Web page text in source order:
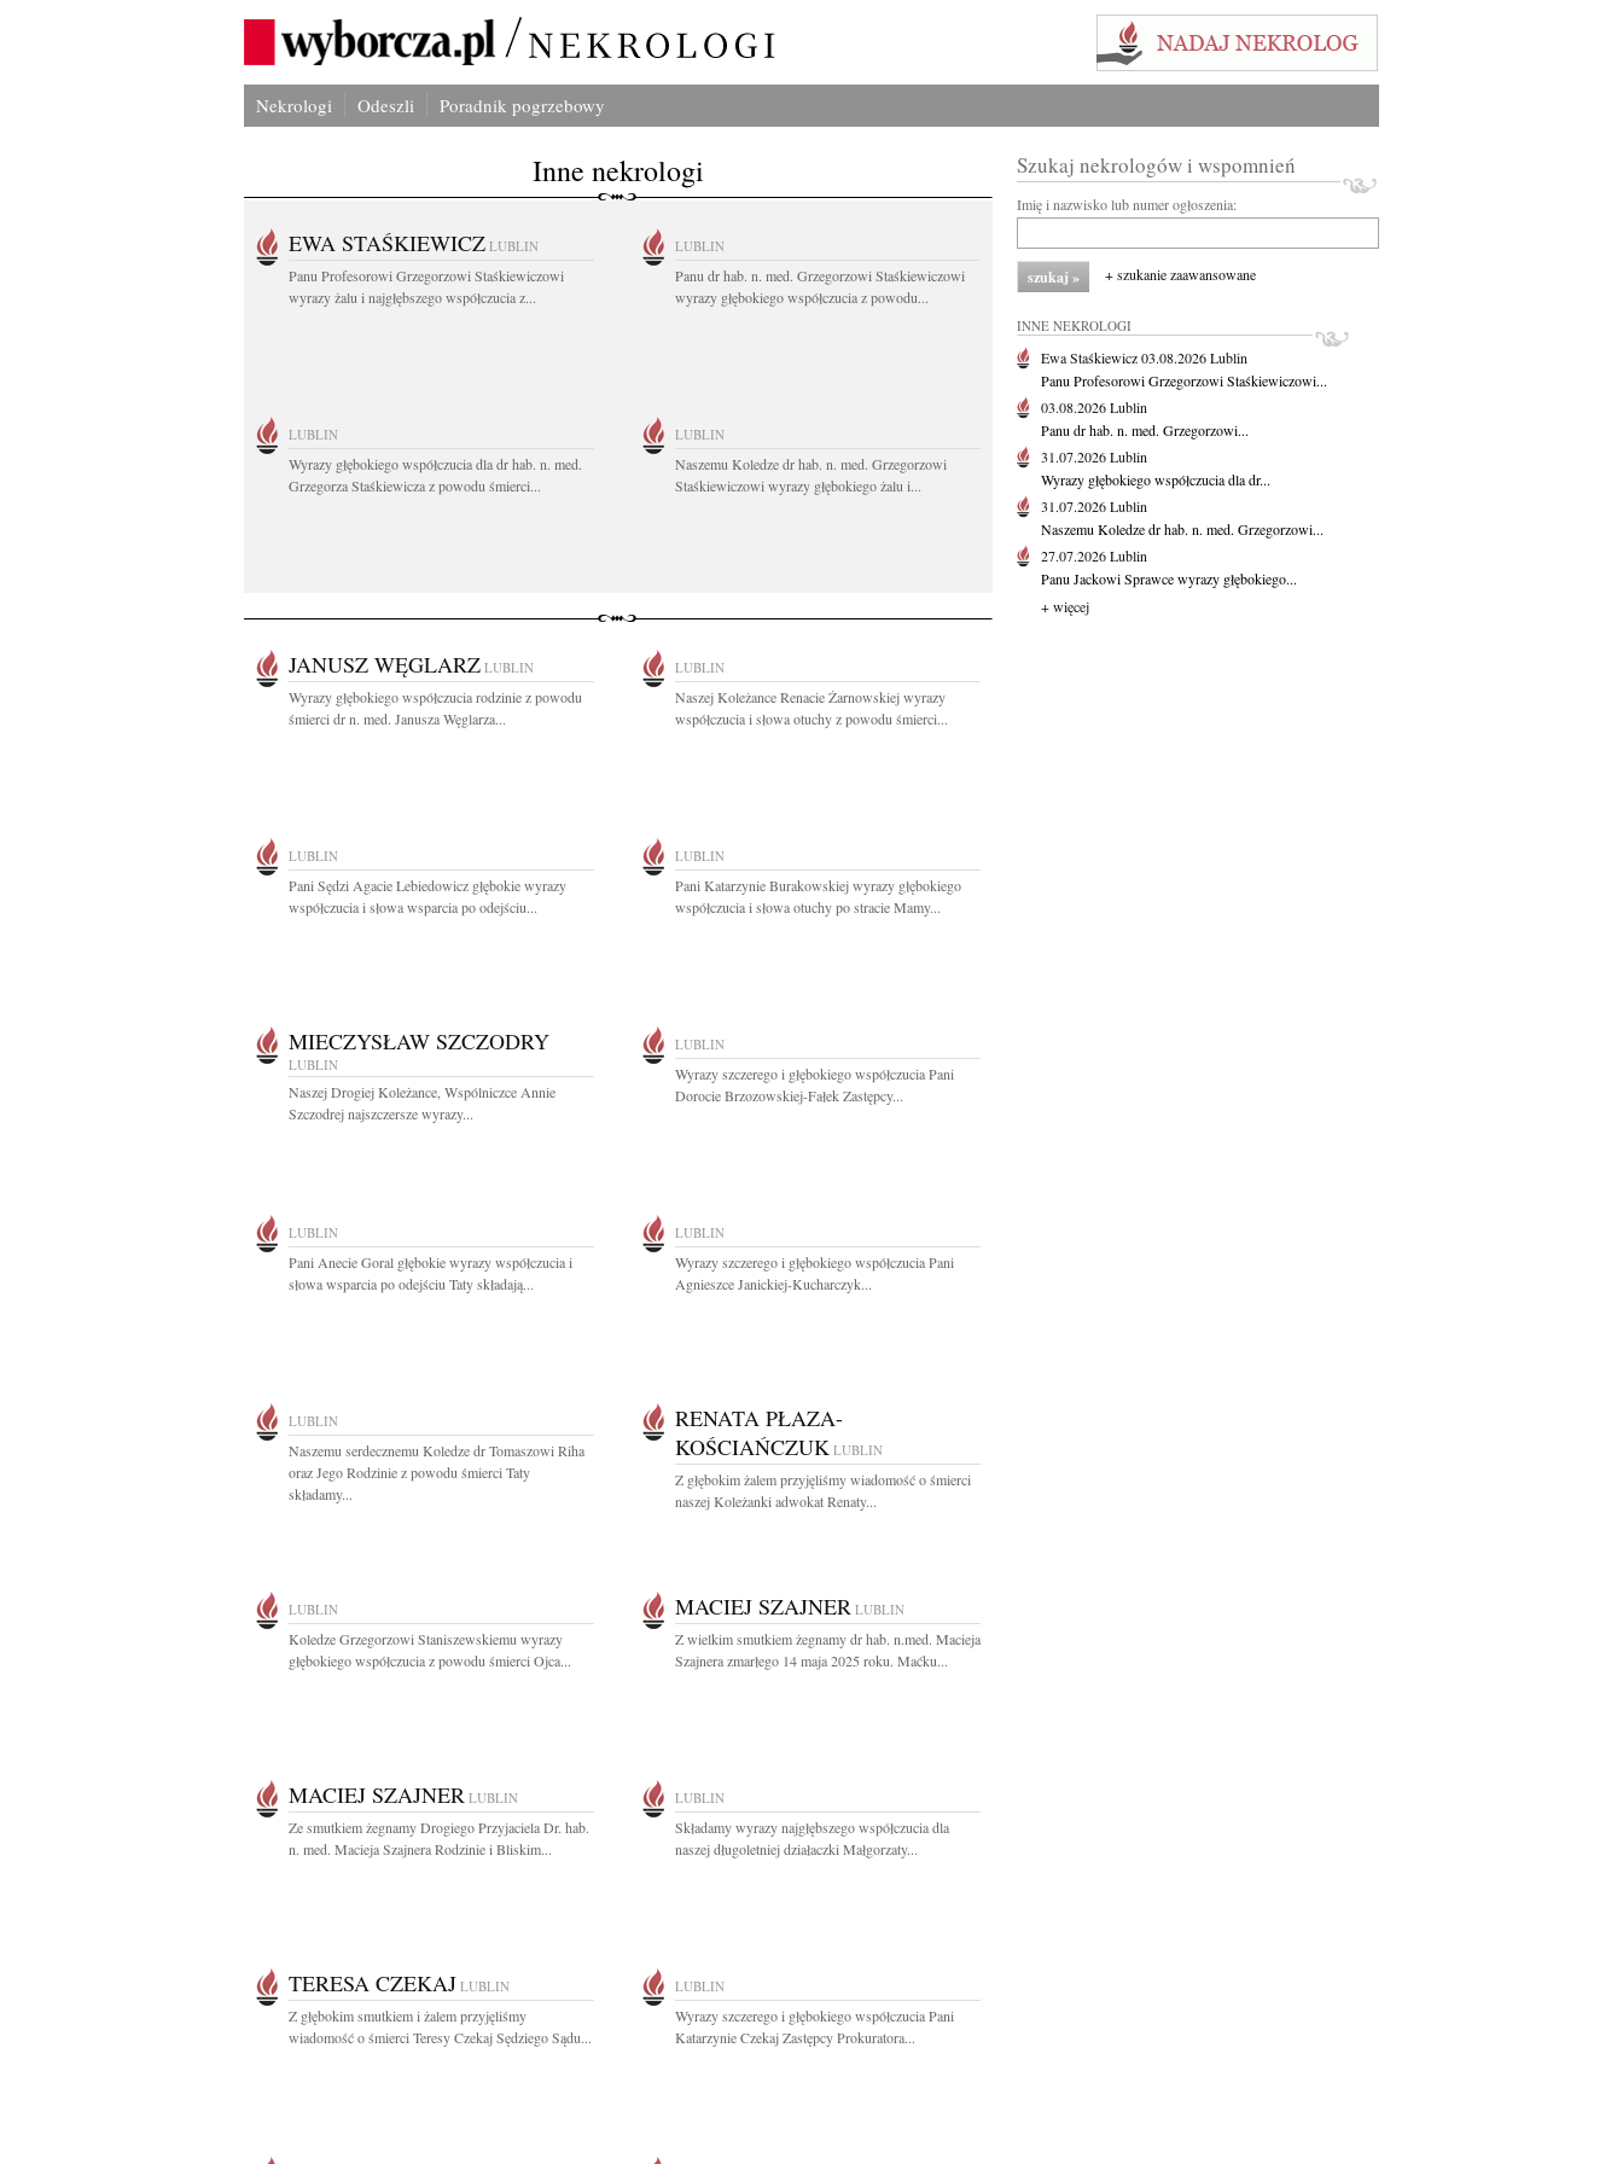
Nekrologi Odeszli Poradnik pogrzebowy
Inne nekrologi
EWA STAŚKIEWICZ LUBLIN
Panu Profesorowi Grzegorzowi Staśkiewiczowi
wyrazy żalu i najgłębszego współczucia z...
LUBLIN
Panu dr hab. n. med. Grzegorzowi Staśkiewiczowi
wyrazy głębokiego współczucia z powodu...
LUBLIN
Wyrazy głębokiego współczucia dla dr hab. n. med.
Grzegorza Staśkiewicza z powodu śmierci...
LUBLIN
Naszemu Koledze dr hab. n. med. Grzegorzowi
Staśkiewiczowi wyrazy głębokiego żalu i...
JANUSZ WĘGLARZ LUBLIN
Wyrazy głębokiego współczucia rodzinie z powodu
śmierci dr n. med. Janusza Węglarza...
LUBLIN
Naszej Koleżance Renacie Żarnowskiej wyrazy
współczucia i słowa otuchy z powodu śmierci...
LUBLIN
Pani Sędzi Agacie Lebiedowicz głębokie wyrazy
współczucia i słowa wsparcia po odejściu...
LUBLIN
Pani Katarzynie Burakowskiej wyrazy głębokiego
współczucia i słowa otuchy po stracie Mamy...
MIECZYSŁAW SZCZODRY
LUBLIN
Naszej Drogiej Koleżance, Wspólniczce Annie
Szczodrej najszczersze wyrazy...
LUBLIN
Wyrazy szczerego i głębokiego współczucia Pani
Dorocie Brzozowskiej-Fałek Zastępcy...
LUBLIN
Pani Anecie Goral głębokie wyrazy współczucia i
słowa wsparcia po odejściu Taty składają...
LUBLIN
Wyrazy szczerego i głębokiego współczucia Pani
Agnieszce Janickiej-Kucharczyk...
LUBLIN
Naszemu serdecznemu Koledze dr Tomaszowi Riha
oraz Jego Rodzinie z powodu śmierci Taty
składamy...
RENATA PŁAZA-
KOŚCIAŃCZUK LUBLIN
Z głębokim żalem przyjęliśmy wiadomość o śmierci
naszej Koleżanki adwokat Renaty...
LUBLIN
Koledze Grzegorzowi Staniszewskiemu wyrazy
głębokiego współczucia z powodu śmierci Ojca...
MACIEJ SZAJNER LUBLIN
Z wielkim smutkiem żegnamy dr hab. n.med. Macieja
Szajnera zmarłego 14 maja 2025 roku. Maćku...
MACIEJ SZAJNER LUBLIN
Ze smutkiem żegnamy Drogiego Przyjaciela Dr. hab.
n. med. Macieja Szajnera Rodzinie i Bliskim...
LUBLIN
Składamy wyrazy najgłębszego współczucia dla
naszej długoletniej działaczki Małgorzaty...
TERESA CZEKAJ LUBLIN
Z głębokim smutkiem i żalem przyjęliśmy
wiadomość o śmierci Teresy Czekaj Sędziego Sądu...
LUBLIN
Wyrazy szczerego i głębokiego współczucia Pani
Katarzynie Czekaj Zastępcy Prokuratora...
Szukaj nekrologów i wspomnień
Imię i nazwisko lub numer ogłoszenia:
+ szukanie zaawansowane
INNE NEKROLOGI
Ewa Staśkiewicz03.08.2026Lublin
Panu Profesorowi Grzegorzowi Staśkiewiczowi...
03.08.2026Lublin
Panu dr hab. n. med. Grzegorzowi...
31.07.2026Lublin
Wyrazy głębokiego współczucia dla dr...
31.07.2026Lublin
Naszemu Koledze dr hab. n. med. Grzegorzowi...
27.07.2026Lublin
Panu Jackowi Sprawce wyrazy głębokiego...
+ więcej